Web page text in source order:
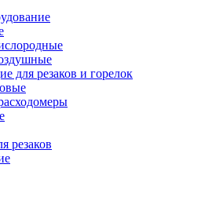
для резаков и горелок
резаков